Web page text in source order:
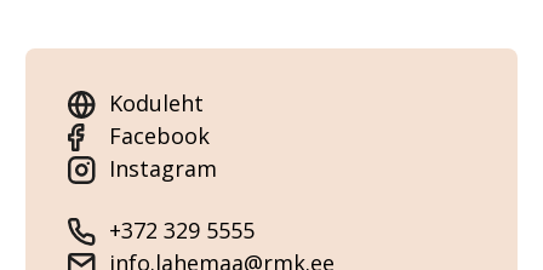
Koduleht
Facebook
Instagram
+372 329 5555
info.lahemaa@rmk.ee